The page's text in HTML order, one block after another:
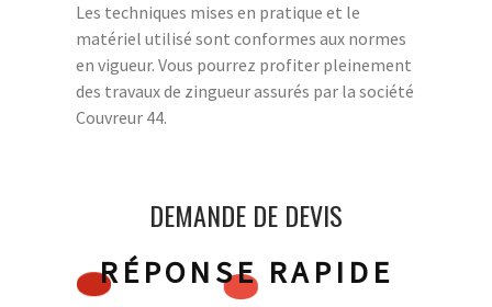
Les techniques mises en pratique et le
matériel utilisé sont conformes aux normes
en vigueur. Vous pourrez profiter pleinement
des travaux de zingueur assurés par la société
Couvreur 44.
DEMANDE DE DEVIS
RÉPONSE RAPIDE